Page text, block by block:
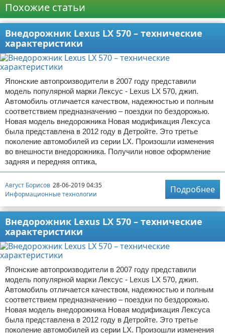
Похожие статьи
Внедорожник Lexus LX 570 – технические
характеристики
Японские автопроизводители в 2007 году представили
модель популярной марки Лексус - Lexus LX 570, джип.
Автомобиль отличается качеством, надежностью и полным
соответствием предназначению – поездки по бездорожью.
Новая модель внедорожника Новая модификация Лексуса
была представлена в 2012 году в Детройте. Это третье
поколение автомобилей из серии LX. Произошли изменения
во внешности внедорожника. Получили новое оформление
задняя и передняя оптика,
Август Борисов 28-06-2019 04:35
Информационные технологии
Подробнее
Внедорожник Lexus LX 570 – технические
характеристики
Японские автопроизводители в 2007 году представили
модель популярной марки Лексус - Lexus LX 570, джип.
Автомобиль отличается качеством, надежностью и полным
соответствием предназначению – поездки по бездорожью.
Новая модель внедорожника Новая модификация Лексуса
была представлена в 2012 году в Детройте. Это третье
поколение автомобилей из серии LX. Произошли изменения